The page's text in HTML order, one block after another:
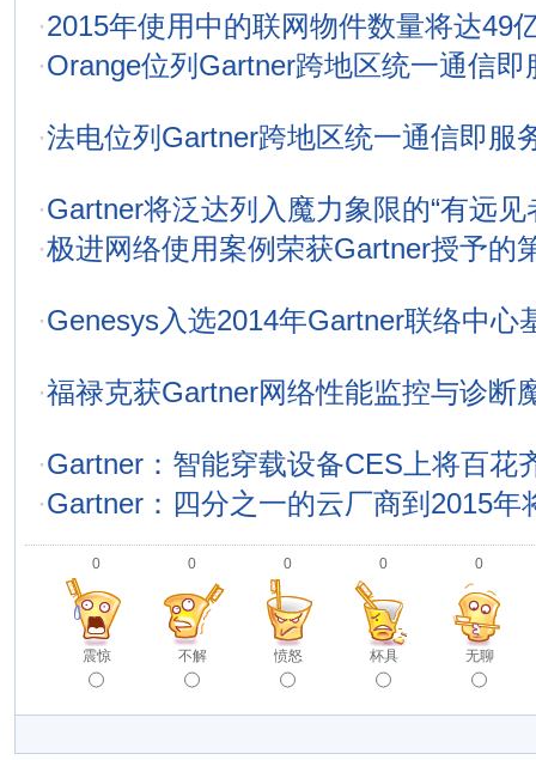
·2015年使用中的联网物件数量将达49
·Orange位列Gartner跨地区统一通信即
·法电位列Gartner跨地区统一通信即服
·Gartner将泛达列入魔力象限的“有远见
·极进网络使用案例荣获Gartner授予的
·Genesys入选2014年Gartner联络中心
·福禄克获Gartner网络性能监控与诊断
·Gartner：智能穿载设备CES上将百花
·Gartner：四分之一的云厂商到2015年
0
震惊
0
不解
0
愤怒
0
杯具
0
无聊